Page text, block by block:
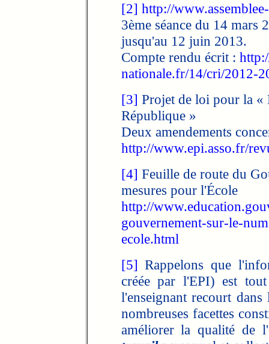
[2] http://
3ème séance du 14 mars
jusqu'au 12 juin 2013.
Compte rendu écrit :
nationale.fr/14/cri/2012-
[3] Projet de loi pour la «
République »
Deux amendements
http://www.epi.asso.fr/
[4] Feuille de route du
mesures pour l'École
http://
gouvernement-sur-le-
ecole.html
[5] Rappelons que
créée par l'EPI) est
l'enseignant recourt
nombreuses facettes
améliorer la qualité de